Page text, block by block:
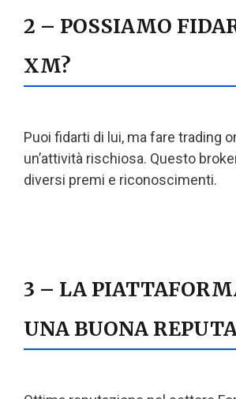
2 – POSSIAMO
XM?
Puoi fidarti di lui, ma fare trading
un’attività rischiosa. Questo
diversi premi e riconoscimenti.
3 – LA
UNA BUONA